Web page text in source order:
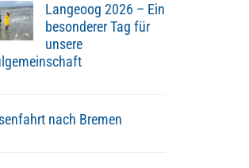
Langeoog 2026 – Ein
besonderer Tag für
unsere
nach Bremen